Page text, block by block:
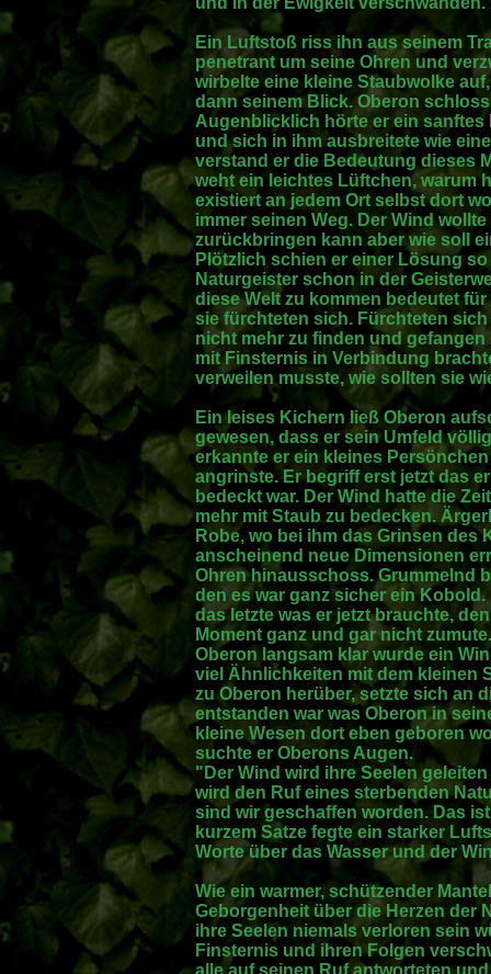
Ein Luftstoß riss ihn aus seinem
penetrant um seine Ohren und
wirbelte eine kleine Staubwolke
dann seinem Blick. Oberon
Augenblicklich hörte er ein sanftes
und sich in ihm ausbreitete wie
verstand er die Bedeutung dieses
weht ein leichtes Lüftchen, warum
existiert an jedem Ort selbst dort
immer seinen Weg. Der Wind
zurückbringen kann aber wie soll
Plötzlich schien er einer Lösung
Naturgeister schon in der
diese Welt zu kommen bedeutet
sie fürchteten sich. Fürchteten
nicht mehr zu finden und
mit Finsternis in Verbindung
verweilen musste, wie sollten sie
Ein leises Kichern ließ Oberon
gewesen, dass er sein Umfeld
erkannte er ein kleines
angrinste. Er begriff erst jetzt das
bedeckt war. Der Wind hatte die
mehr mit Staub zu bedecken.
Robe, wo bei ihm das Grinsen
anscheinend neue Dimensionen
Ohren hinausschoss. Grummelnd
den es war ganz sicher ein
das letzte was er jetzt brauchte,
Moment ganz und gar nicht
Oberon langsam klar wurde ein
viel Ähnlichkeiten mit dem kleinen
zu Oberon herüber, setzte sich an
entstanden war was Oberon in
kleine Wesen dort eben geboren
suchte er Oberons Augen.
"Der Wind wird ihre Seelen
wird den Ruf eines sterbenden
sind wir geschaffen worden. Das
kurzem Satze fegte ein starker
Worte über das Wasser und der
Wie ein warmer, schützender
Geborgenheit über die Herzen der
ihre Seelen niemals verloren sein
Finsternis und ihren Folgen
alle auf seinen Ruf antworteten